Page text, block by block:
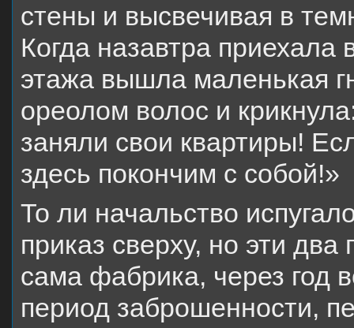
стены и высвечивая в
Когда назавтра приехала
этажа вышла маленькая
ореолом волос и
заняли свои квартиры!
здесь покончим с собой!»
То ли начальство
приказ сверху, но эти
сама фабрика, через год
период заброшенности,